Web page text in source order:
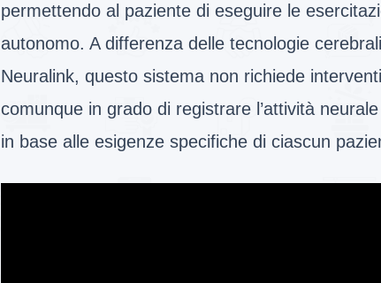
permettendo al paziente di eseguire le
autonomo. A differenza delle tecnologie
Neuralink, questo sistema non richiede
comunque in grado di registrare l’attività
in base alle esigenze specifiche di ciascun